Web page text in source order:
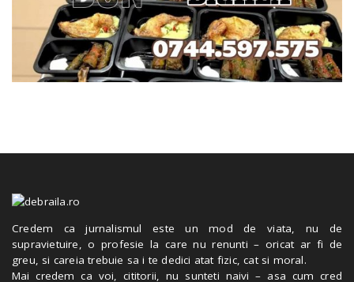
Credem ca jurnalismul este un mod de viata, nu de
supravietuire, o profesie la care nu renunti – oricat ar fi de
greu, si careia trebuie sa i te dedici atat fizic, cat si moral.
Mai credem ca voi, cititorii, nu sunteti naivi – asa cum cred